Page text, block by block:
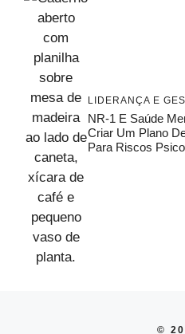
LIDERANÇA E
NR-1 E Saúde
Criar Um Plano
Para Riscos
©